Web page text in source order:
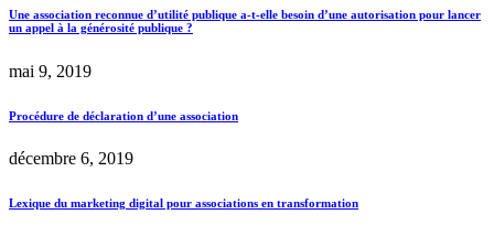
Une association reconnue d’utilité publique a-t-elle besoin d’une autorisation pour lancer
un appel à la générosité publique ?
mai 9, 2019
Procédure de déclaration d’une association
décembre 6, 2019
Lexique du marketing digital pour associations en transformation